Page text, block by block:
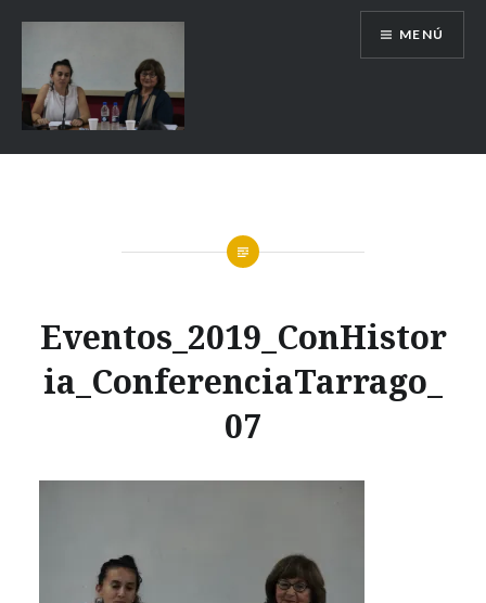
Escuela de Historia
MENÚ
Eventos_2019_ConHistor
ia_ConferenciaTarrago_
07